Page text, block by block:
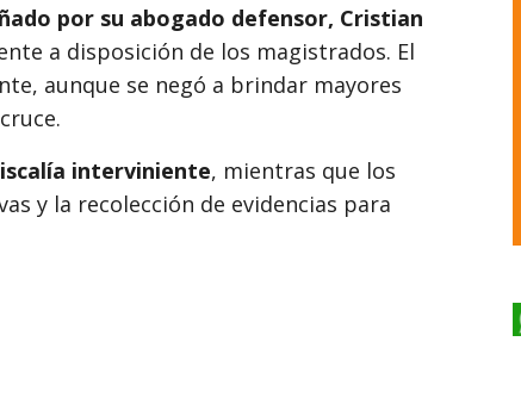
por su abogado defensor, Cristian
a disposición de los magistrados. El
aunque se negó a brindar mayores
interviniente, mientras que los
y la recolección de evidencias para